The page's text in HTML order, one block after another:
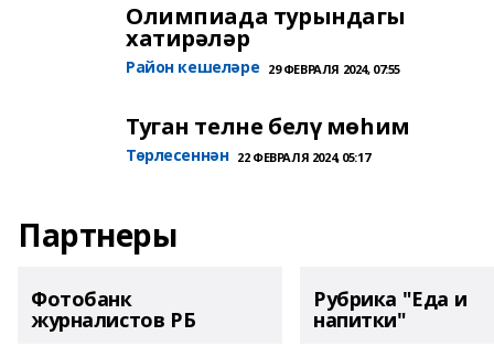
Олимпиада турындагы
хатирәләр
Район кешеләре 29 ФЕВРАЛЯ 2024, 07:55
Туган телне белү мөһим
Төрлесеннән 22 ФЕВРАЛЯ 2024, 05:17
Партнеры
Фотобанк
журналистов РБ
Рубрика "Еда и
напитки"